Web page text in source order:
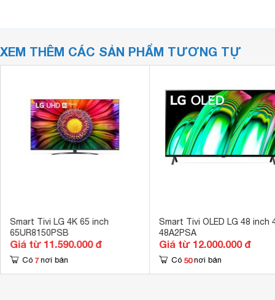
XEM THÊM CÁC SẢN PHẨM TƯƠNG TỰ
Smart Tivi LG 4K 65 inch
65UR8150PSB
Giá từ 11.590.000 đ
Có 7 nơi bán
Smart Tivi OLED LG 48 inch
48A2PSA
Giá từ 12.000.000 đ
Có 50 nơi bán